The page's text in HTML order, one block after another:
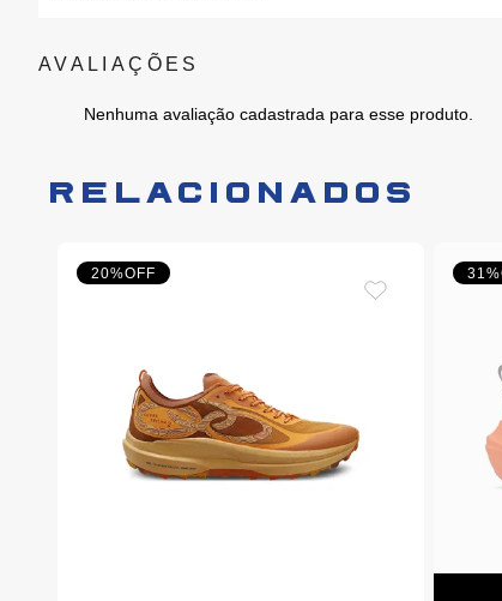
Nenhuma avaliação cadastrada para esse produto.
RELACIONADOS
20%OFF 31%